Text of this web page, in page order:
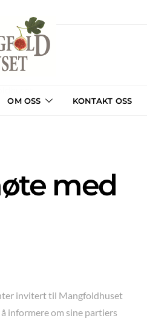
OM OSS KONTAKT OSS
med
invitert til Mangfoldhuset
informere om sine partiers